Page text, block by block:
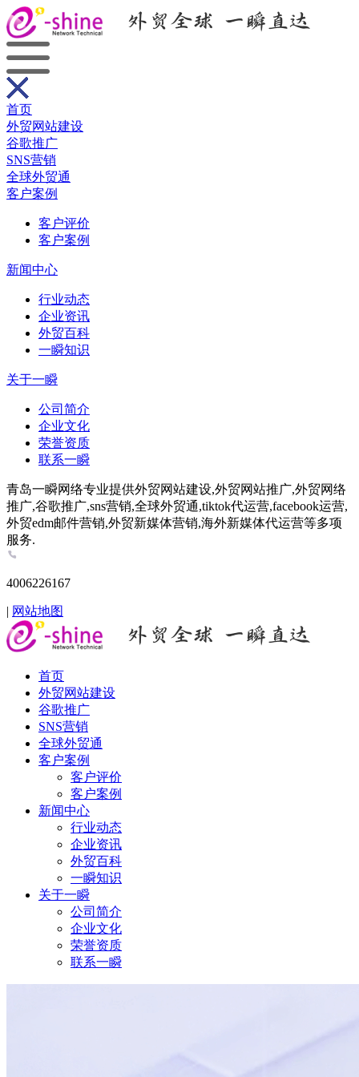
首页
外贸网站建设
谷歌推广
SNS营销
全球外贸通
客户案例
客户评价
客户案例
新闻中心
行业动态
企业资讯
外贸百科
一瞬知识
关于一瞬
公司简介
企业文化
荣誉资质
联系一瞬
青岛一瞬网络专业提供外贸网站建设,外贸网站推广,外贸网络
推广,谷歌推广,sns营销,全球外贸通,tiktok代运营,facebook运营,
外贸edm邮件营销,外贸新媒体营销,海外新媒体代运营等多项
服务.
4006226167
| 网站地图
首页
外贸网站建设
谷歌推广
SNS营销
全球外贸通
客户案例
客户评价
客户案例
新闻中心
行业动态
企业资讯
外贸百科
一瞬知识
关于一瞬
公司简介
企业文化
荣誉资质
联系一瞬